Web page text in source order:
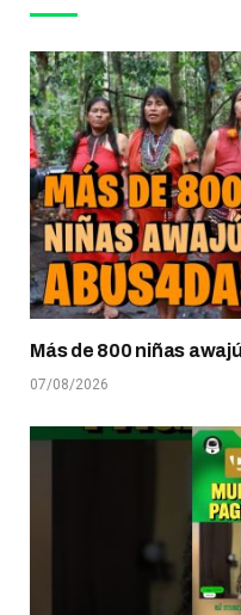
Más de 800 niñas
07/08/2026